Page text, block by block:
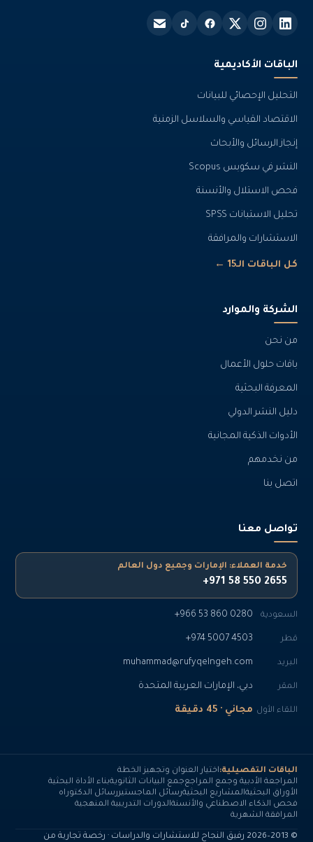
الباقات الأكاديمية
التحليل الإحصائي للبيانات
الاقتصاد القياسي والسلاسل الزمنية
إنجاز الرسائل والأبحاث
النشر في سكوبس Scopus
فحص الاستلال والأنسنة
تحليل الاستبانات SPSS
الاستشارات والمرافقة
كل الباقات الـ15 ←
الشركة والموارد
من نحن
باقات حلول الأعمال
المعرفة البحثية
دليل النشر الدولي
الأدوات الذكية المجانية
من نخدمهم
اتصل بنا
تواصل معنا
خدمة العملاء: الإمارات وجميع دول العالم
+971 58 550 2655
السعودية +966 53 860 0280
قطر +974 5007 4503
البريد muhammad@rufyqelngeh.com
المقر دبي، الإمارات العربية المتحدة
اللقاء الأول مجاني · 45 دقيقة
الباقات التفصيلية:اختيار العنوان وتجهيز الخطة
المراجعة الأدبية وجمع المراجعجمع البيانات الثانويةبناء الأداة البحثية
الأوراق البحثيةالمشاريع البحثيةرسائل الماجستيررسائل الدكتوراه
فحص الذكاء الاصطناعي والأنسنةالدورات التدريبية المنهجية
المرافقة الشهرية
© 2013–2026 رفيق النجاح للاستشارات والدراسات · رخصة تجارية من